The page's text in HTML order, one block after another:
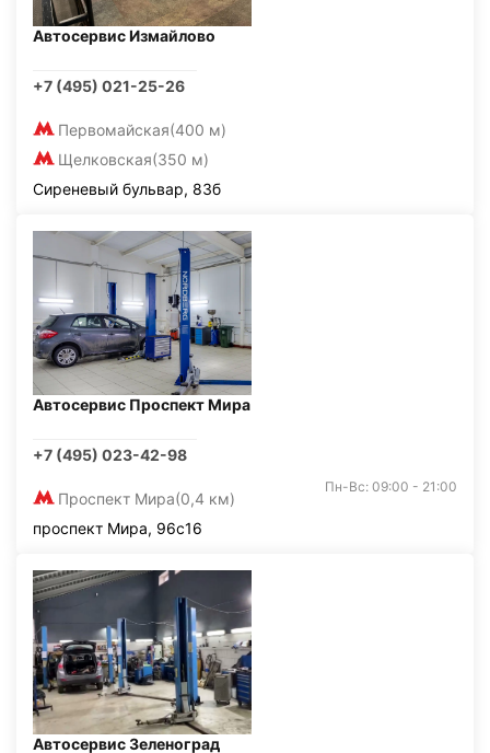
Автосервис Измайлово
+7 (495) 021-25-26
Первомайская(400 м)
Щелковская(350 м)
Сиреневый бульвар, 83б
Автосервис Проспект Мира
+7 (495) 023-42-98
Проспект Мира(0,4 км)
Пн-Вс: 09:00 - 21:00
проспект Мира, 96с16
Автосервис Зеленоград